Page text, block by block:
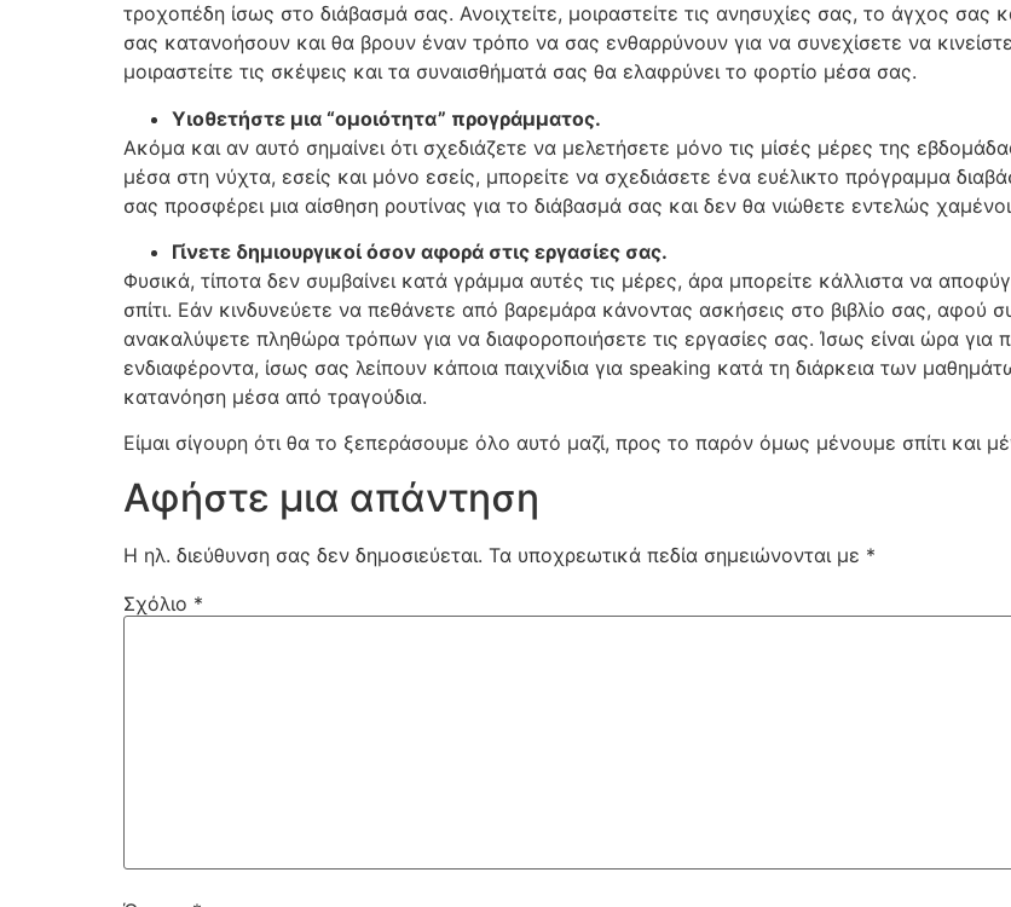
τροχοπέδη ίσως στο διάβασμά σας. Ανοιχτείτε, μοιραστείτε τις ανησυχίες σας, το άγχος σας
σας κατανοήσουν και θα βρουν έναν τρόπο να σας ενθαρρύνουν για να συνεχίσετε να
μοιραστείτε τις σκέψεις και τα συναισθήματά σας θα ελαφρύνει το φορτίο μέσα σας.
Υιοθετήστε μια “ομοιότητα” προγράμματος.
Ακόμα και αν αυτό σημαίνει ότι σχεδιάζετε να μελετήσετε μόνο τις μίσές μέρες της
μέσα στη νύχτα, εσείς και μόνο εσείς, μπορείτε να σχεδιάσετε ένα ευέλικτο πρόγραμμα
σας προσφέρει μια αίσθηση ρουτίνας για το διάβασμά σας και δεν θα νιώθετε εντελώς
Γίνετε δημιουργικοί όσον αφορά στις εργασίες σας.
Φυσικά, τίποτα δεν συμβαίνει κατά γράμμα αυτές τις μέρες, άρα μπορείτε κάλλιστα να
σπίτι. Εάν κινδυνεύετε να πεθάνετε από βαρεμάρα κάνοντας ασκήσεις στο βιβλίο σας, αφού
ανακαλύψετε πληθώρα τρόπων για να διαφοροποιήσετε τις εργασίες σας. Ίσως είναι ώρα
ενδιαφέροντα, ίσως σας λείπουν κάποια παιχνίδια για speaking κατά τη διάρκεια των
κατανόηση μέσα από τραγούδια.
Είμαι σίγουρη ότι θα το ξεπεράσουμε όλο αυτό μαζί, προς το παρόν όμως μένουμε σπίτι και
Αφήστε μια απάντηση
Η ηλ. διεύθυνση σας δεν δημοσιεύεται. Τα υποχρεωτικά πεδία σημειώνονται με *
Σχόλιο *